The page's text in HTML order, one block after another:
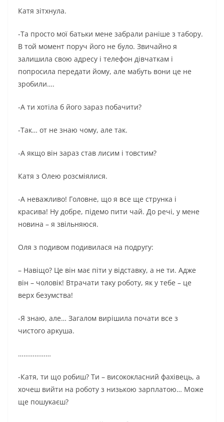
Катя зітхнула.
-Та просто мої батьки мене забрали раніше з табору.
В той момент поруч його не було. Звичайно я
залишила свою адресу і телефон дівчаткам і
попросила передати йому, але мабуть вони це не
зробили….
-А ти хотіла б його зараз побачити?
-Так… от не знаю чому, але так.
-А якщо він зараз став лисим і товстим?
Катя з Олею розсміялися.
-А неважливо! Головне, що я все ще струнка і
красива! Ну добре, підемо пити чай. До речі, у мене
новина – я звільняюся.
Оля з подивом подивилася на подругу:
– Навіщо? Це він має піти у відставку, а не ти. Адже
він – чоловік! Втрачати таку роботу, як у тебе – це
верх безумства!
-Я знаю, але… Загалом вирішила почати все з
чистого аркуша.
………………
-Катя, ти що робиш? Ти – висококласний фахівець, а
хочеш вийти на роботу з низькою зарплатою… Може
ще пошукаєш?